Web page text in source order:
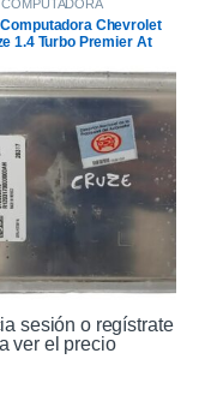
COMPUTADORA
Computadora Chevrolet
1.4 Turbo Premier At
sesión o regístrate
ver el precio